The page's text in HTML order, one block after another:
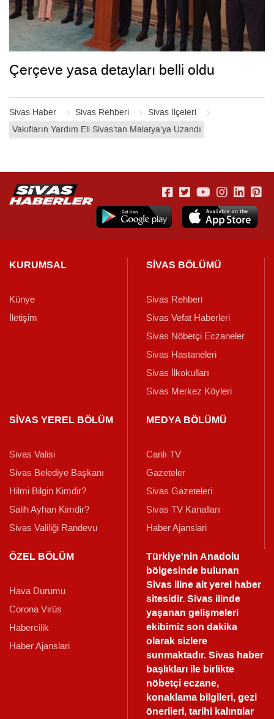
Sivas Haber Sivas Rehberi
Sivas İlçeleri
Vakıfların Yardım Eli Sivas’tan Malatya’ya Uzandı
Çerçeve yasa detayları belli oldu
KURUMSAL
Künye
İletişim
SİVAS BÖLÜMÜ
Sivas Rehberi
Sivas Vefat Haberleri
Sivas Nöbetçi Eczaneler
Sivas Hastaneleri
Sivas İlkokulları
Sivas Merkez Köyleri
SİVAS YEREL BÖLÜM
Sivas Valisi
Sivas Belediye Başkanı
Hilmi Bilgin Kimdir?
Salih Ayhan Kimdir?
Sivas Valiliği Randevu
MEDYA BÖLÜMÜ
Canlı TV
Gazeteler
Sivas Gazeteleri
Sivas TV Kanalları
Haber Ajanslari
ÖZEL BÖLÜM
Hava Durumu
Corona Virüs
Habercilik
Haber Ajanslari
Türkiye'nin Anadolu
bölgesinde bulunan
Sivas iline ait yerel haber
sitesidir. Sivas ilinde
yaşanan gelişmeleri
ekibimiz son dakika
olarak sizlere
sunmaktadır.Sivas haber
başlıkları ile birlikte
nöbetçi eczane,
konaklama bilgileri, gezi
önerileri, tarihi kalıntılar